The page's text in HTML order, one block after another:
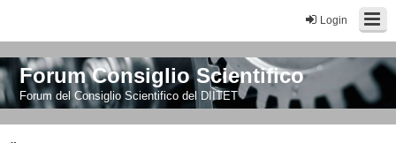
Login
Forum Consiglio Scientifico
Forum del Consiglio Scientifico del DIITET